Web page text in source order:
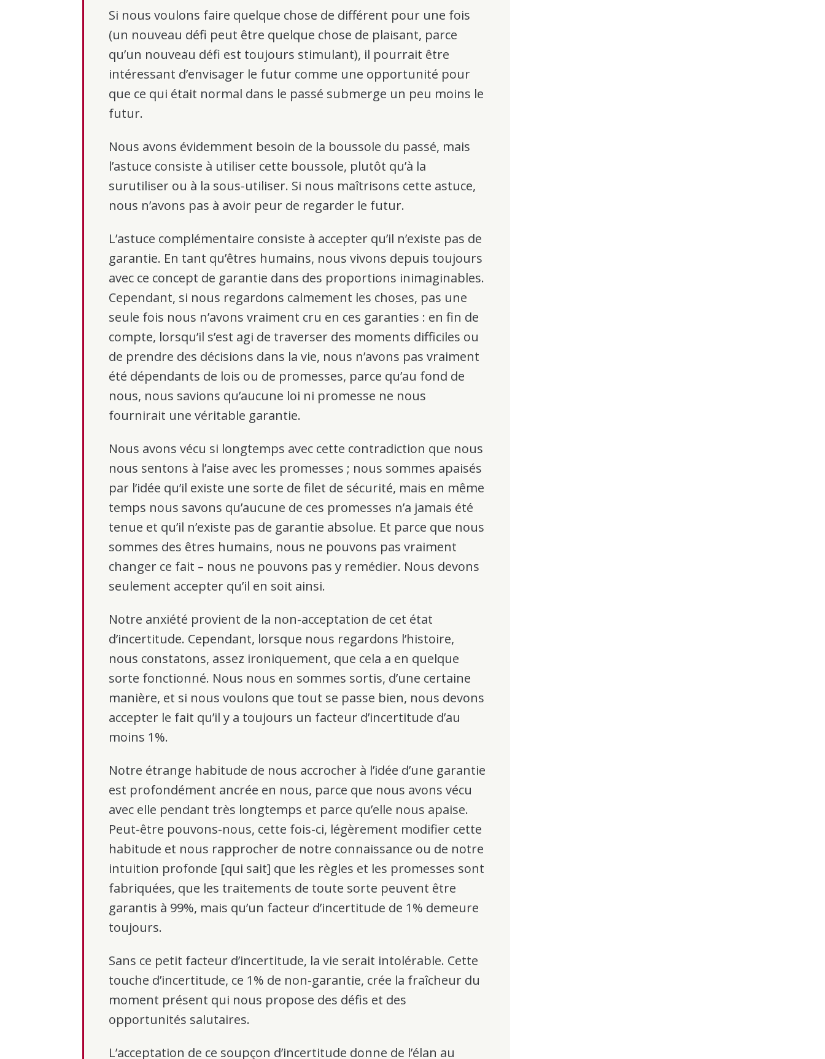
Si nous voulons faire quelque chose de différent pour une fois
(un nouveau défi peut être quelque chose de plaisant, parce
qu’un nouveau défi est toujours stimulant), il pourrait être
intéressant d’envisager le futur comme une opportunité pour
que ce qui était normal dans le passé submerge un peu moins le
futur.
Nous avons évidemment besoin de la boussole du passé, mais
l’astuce consiste à utiliser cette boussole, plutôt qu’à la
surutiliser ou à la sous-utiliser. Si nous maîtrisons cette astuce,
nous n’avons pas à avoir peur de regarder le futur.
L’astuce complémentaire consiste à accepter qu’il n’existe pas de
garantie. En tant qu’êtres humains, nous vivons depuis toujours
avec ce concept de garantie dans des proportions inimaginables.
Cependant, si nous regardons calmement les choses, pas une
seule fois nous n’avons vraiment cru en ces garanties : en fin de
compte, lorsqu’il s’est agi de traverser des moments difficiles ou
de prendre des décisions dans la vie, nous n’avons pas vraiment
été dépendants de lois ou de promesses, parce qu’au fond de
nous, nous savions qu’aucune loi ni promesse ne nous
fournirait une véritable garantie.
Nous avons vécu si longtemps avec cette contradiction que nous
nous sentons à l’aise avec les promesses ; nous sommes apaisés
par l’idée qu’il existe une sorte de filet de sécurité, mais en même
temps nous savons qu’aucune de ces promesses n’a jamais été
tenue et qu’il n’existe pas de garantie absolue. Et parce que nous
sommes des êtres humains, nous ne pouvons pas vraiment
changer ce fait – nous ne pouvons pas y remédier. Nous devons
seulement accepter qu’il en soit ainsi.
Notre anxiété provient de la non-acceptation de cet état
d’incertitude. Cependant, lorsque nous regardons l’histoire,
nous constatons, assez ironiquement, que cela a en quelque
sorte fonctionné. Nous nous en sommes sortis, d’une certaine
manière, et si nous voulons que tout se passe bien, nous devons
accepter le fait qu’il y a toujours un facteur d’incertitude d’au
moins 1%.
Notre étrange habitude de nous accrocher à l’idée d’une garantie
est profondément ancrée en nous, parce que nous avons vécu
avec elle pendant très longtemps et parce qu’elle nous apaise.
Peut-être pouvons-nous, cette fois-ci, légèrement modifier cette
habitude et nous rapprocher de notre connaissance ou de notre
intuition profonde [qui sait] que les règles et les promesses sont
fabriquées, que les traitements de toute sorte peuvent être
garantis à 99%, mais qu’un facteur d’incertitude de 1% demeure
toujours.
Sans ce petit facteur d’incertitude, la vie serait intolérable. Cette
touche d’incertitude, ce 1% de non-garantie, crée la fraîcheur du
moment présent qui nous propose des défis et des
opportunités salutaires.
L’acceptation de ce soupçon d’incertitude donne de l’élan au